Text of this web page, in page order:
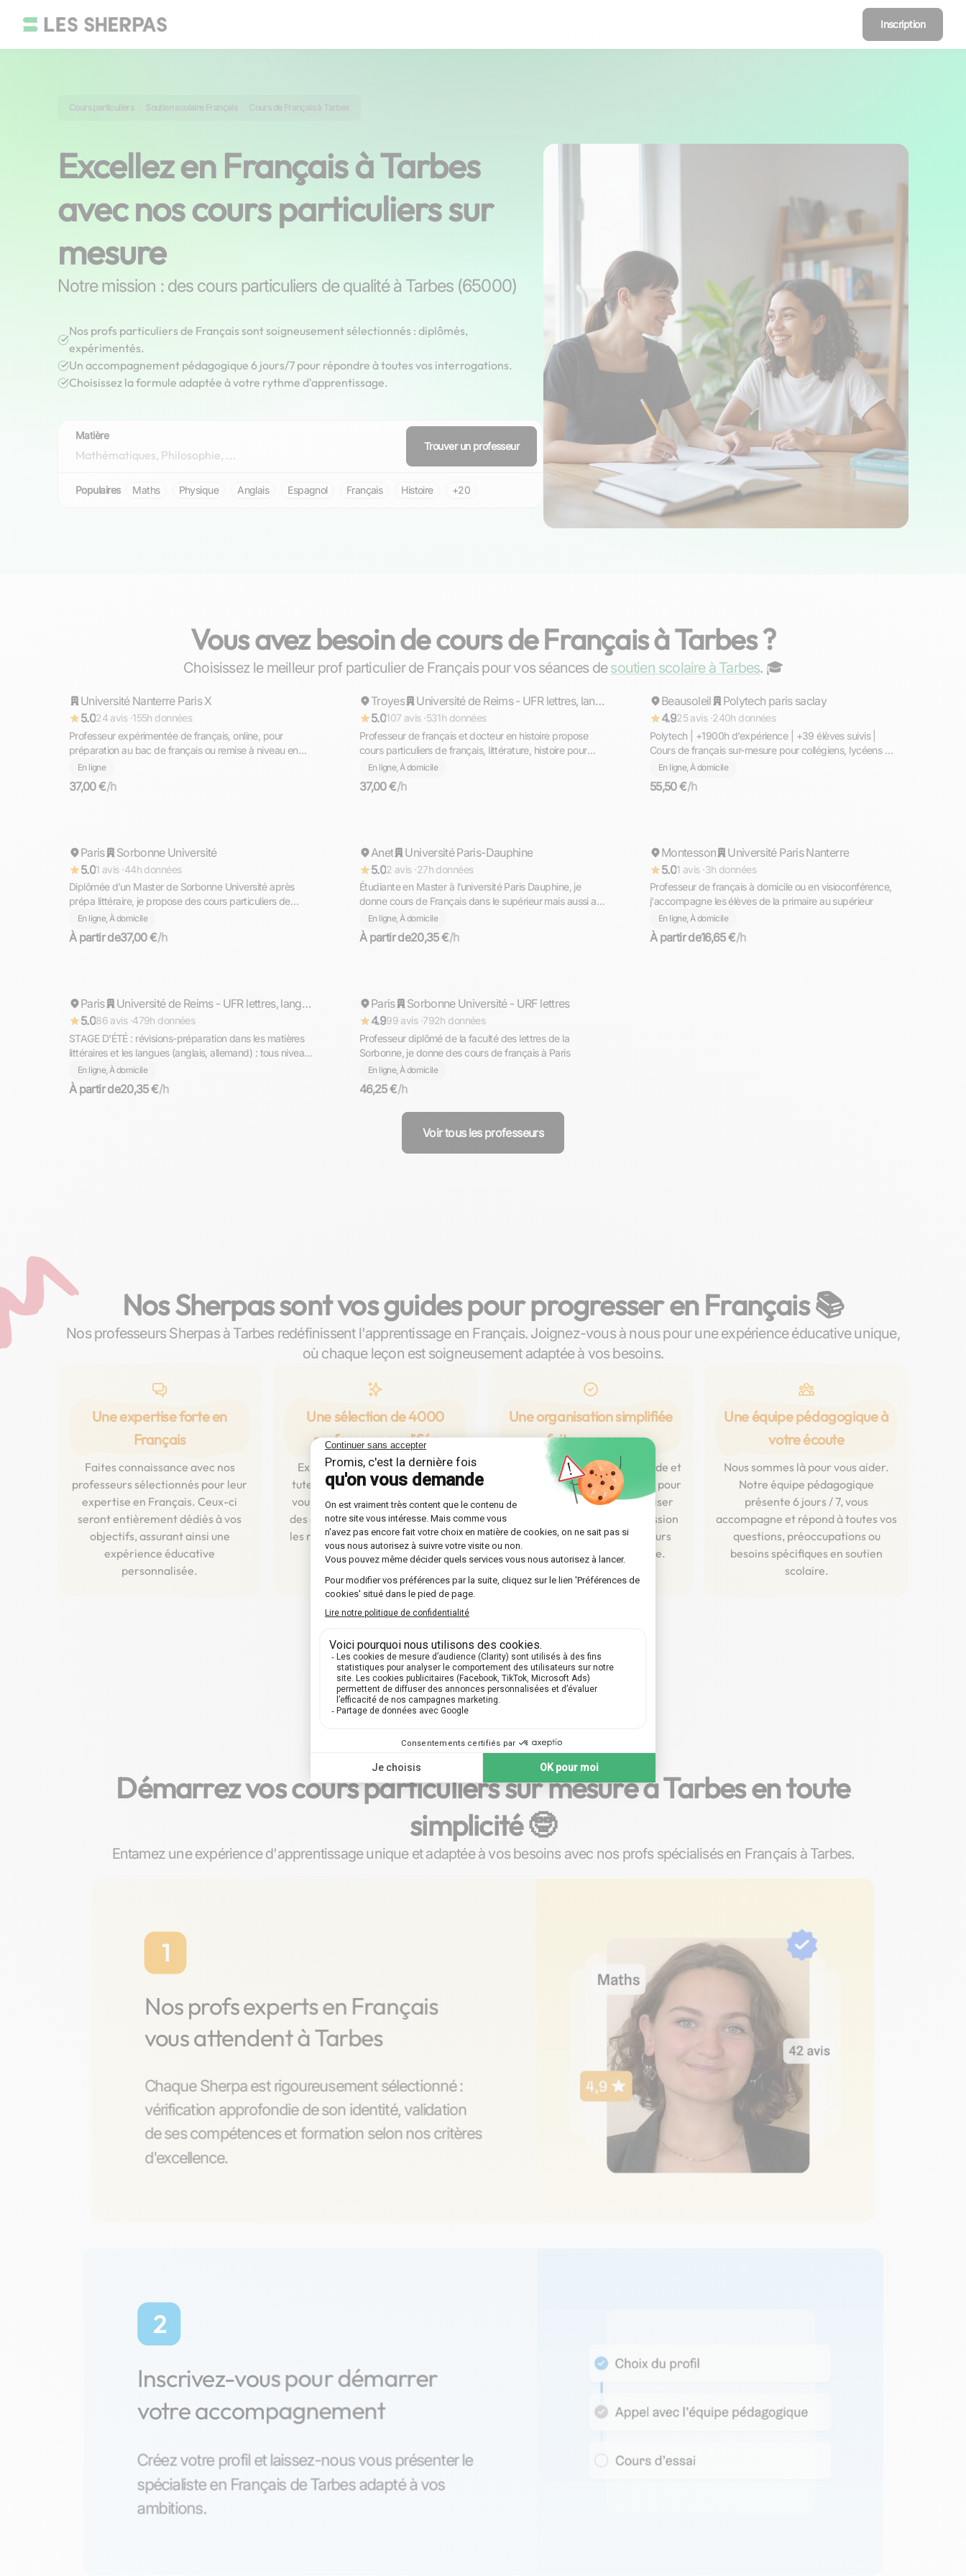
Inscription
Cours particuliers Soutien scolaire Français Cours de Français à Tarbes
Excellez en Français à Tarbes
avec nos cours particuliers sur
mesure
Notre mission : des cours particuliers de qualité à Tarbes (65000)
Nos profs particuliers de Français sont soigneusement sélectionnés : diplômés,
expérimentés.
Un accompagnement pédagogique 6 jours/7 pour répondre à toutes vos interrogations.
Choisissez la formule adaptée à votre rythme d'apprentissage.
Matière
Trouver un professeur
Populaires Maths Physique Anglais Espagnol Français Histoire +20
Vous avez besoin de cours de Français à Tarbes ?
Choisissez le meilleur prof particulier de Français pour vos séances desoutien scolaire à Tarbes. ‍🎓
Répond rapidement
Université Nanterre Paris X
5.024 avis ·155h données
Professeur expérimentée de français, online, pour
préparation au bac de français ou remise à niveau en
grammaire, orthographe et conjugaison.
En ligne
37,00 €/h
Répond rapidement
Pierre
Troyes
Université de Reims - UFR lettres, langues et sciences humaines
5.0107 avis ·531h données
Professeur de français et docteur en histoire propose
cours particuliers de français, littérature, histoire pour
tous niveaux à domicile à Troyes ou en ligne
En ligne, À domicile
37,00 €/h
Répond rapidement
Youness
Beausoleil
Polytech paris saclay
4.925 avis ·240h données
Polytech | +1900h d’expérience | +39 élèves suivis |
Cours de français sur-mesure pour collégiens, lycéens et
élèves de première : bases solides, méthode efficace,
progrès rapides et suivi régulier.
En ligne, À domicile
55,50 €/h
Répond rapidement
Paris
Sorbonne Université
5.01 avis ·44h données
Diplômée d’un Master de Sorbonne Université après
prépa littéraire, je propose des cours particuliers de
français et de lettres à Paris et en ligne : remise à niveau,
préparation au bac de français, concours et
accompagnement dans le supérieur.
En ligne, À domicile
À partir de37,00 €/h
Répond rapidement
Anet
Université Paris-Dauphine
5.02 avis ·27h données
Étudiante en Master à l’université Paris Dauphine, je
donne cours de Français dans le supérieur mais aussi au
lycée, collège et primaire.
En ligne, À domicile
À partir de20,35 €/h
Répond rapidement
Montesson
Université Paris Nanterre
5.01 avis ·3h données
Professeur de français à domicile ou en visioconférence,
j'accompagne les élèves de la primaire au supérieur
En ligne, À domicile
À partir de16,65 €/h
Répond rapidement
Paris
Université de Reims - UFR lettres, langues et sciences humaines
5.086 avis ·479h données
STAGE D'ÉTÉ : révisions-préparation dans les matières
littéraires et les langues (anglais, allemand) : tous niveaux
/ PARIS en présentiel ou en ligne
En ligne, À domicile
À partir de20,35 €/h
Répond rapidement
Paris
Sorbonne Université - URF lettres
4.999 avis ·792h données
Professeur diplômé de la faculté des lettres de la
Sorbonne, je donne des cours de français à Paris
En ligne, À domicile
46,25 €/h
Voir tous les professeurs
Nos Sherpas sont vos guides pour progresser en Français 📚
Nos professeurs Sherpas à Tarbes redéfinissent l'apprentissage en Français. Joignez-vous à nous pour une expérience éducative unique,
où chaque leçon est soigneusement adaptée à vos besoins.
Une expertise forte en
Français
Faites connaissance avec nos
professeurs sélectionnés pour leur
expertise en Français. Ceux-ci
seront entièrement dédiés à vos
objectifs, assurant ainsi une
expérience éducative
personnalisée.
Une sélection de 4000
professeurs qualifiés
Explorez notre vaste réseau du
tuteurs qualifiés à Tarbes, prêts à
vous guider en Français à travers
des cours personnalisés pour tous
les niveaux : collège, lycée, prépa,
université.
Une organisation simplifiée
faite pour vous
Profitez d'une organisation fluide et
efficace, conçue spécialement pour
vous permettre de vous focaliser
entièrement sur votre progression
en Français. Au choix, des cours
près de chez vous ou en ligne.
Une équipe pédagogique à
votre écoute
Nous sommes là pour vous aider.
Notre équipe pédagogique
présente 6 jours / 7, vous
accompagne et répond à toutes vos
questions, préoccupations ou
besoins spécifiques en soutien
scolaire.
Démarrez vos cours particuliers sur mesure à Tarbes en toute
simplicité 🤓​
Entamez une expérience d'apprentissage unique et adaptée à vos besoins avec nos profs spécialisés en Français à Tarbes.
1
Nos profs experts en Français
vous attendent à Tarbes
Chaque Sherpa est rigoureusement sélectionné :
vérification approfondie de son identité, validation
de ses compétences et formation selon nos critères
d'excellence.
2
Inscrivez-vous pour démarrer
votre accompagnement
Créez votre profil et laissez-nous vous présenter le
spécialiste en Français de Tarbes adapté à vos
ambitions.